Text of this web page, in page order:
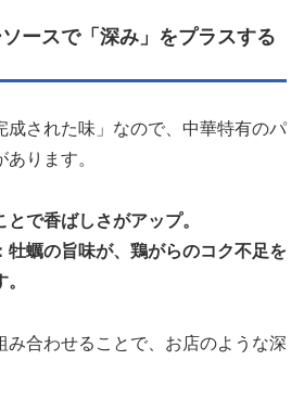
ースで「深み」をプラスする
成された味」なので、中華特有のパ
ります。
とで香ばしさがアップ。
牡蠣の旨味が、鶏がらのコク不足を
み合わせることで、お店のような深